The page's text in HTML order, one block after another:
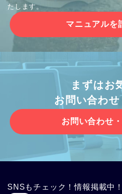
たします。
マニュアルを
まずはお
お問い合わ
お問い合わせ
SNSもチェック！情報掲載中！